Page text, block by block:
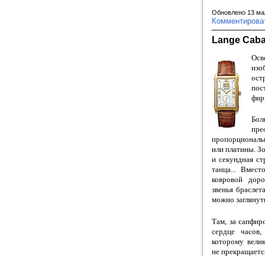
Обновлено 13
Lange
или платины.
и секундная
танца...
ковровой
звенья
можно
Там, за
сердце
которому
не